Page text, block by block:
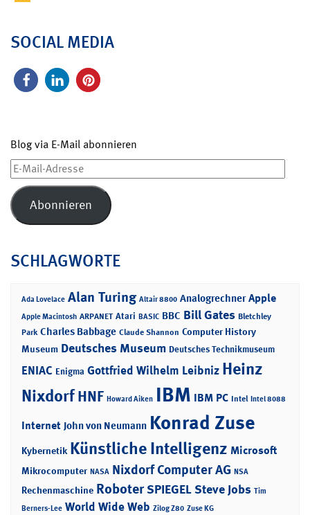
SOCIAL MEDIA
Blog via E-Mail abonnieren
E-
Mail-
Adresse
Abonnieren
SCHLAGWORTE
Ada Lovelace Alan Turing Altair 8800 Analogrechner Apple
Apple Macintosh ARPANET Atari BASIC BBC Bill Gates Bletchley
Park Charles Babbage Claude Shannon Computer History
Museum Deutsches Museum Deutsches Technikmuseum
ENIAC Enigma Gottfried Wilhelm Leibniz Heinz
NixdorfHNF Howard Aiken IBM IBM PC Intel Intel 8088
Internet John von Neumann Konrad Zuse
Kybernetik Künstliche Intelligenz Microsoft
Mikrocomputer NASA Nixdorf Computer AG NSA
Rechenmaschine RoboterSPIEGELSteve Jobs Tim
Berners-Lee World Wide Web Zilog Z80 Zuse KG